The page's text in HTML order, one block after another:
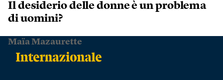
Il desiderio delle donne è un problema
di uomini?
Maïa Mazaurette